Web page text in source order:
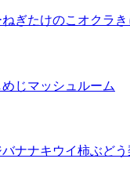
ねぎたけのこ オクラ
めじマッシュルーム
バナナキウイ柿ぶどう